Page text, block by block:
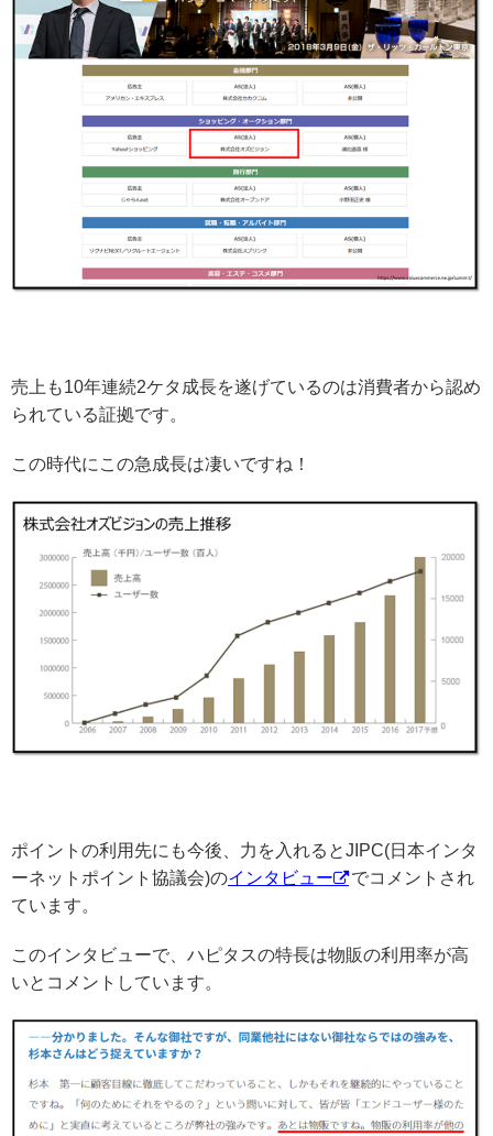
売上も10年連続2ケタ成長を遂げているのは消費者から認め
られている証拠です。
この時代にこの急成長は凄いですね！
ポイントの利用先にも今後、力を入れるとJIPC(日本インタ
ーネットポイント協議会)のインタビュー
でコメントされ
ています。
このインタビューで、ハピタスの特長は物販の利用率が高
いとコメントしています。